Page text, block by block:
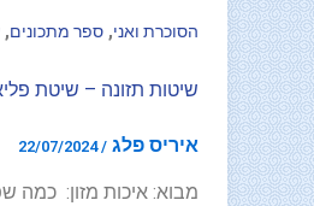
הסוכרת ואני, ספר מתכונים,
שיטות תזונה – שיטת
איריס פלג /
22/07/2024
מבוא: איכות מזון: כמה